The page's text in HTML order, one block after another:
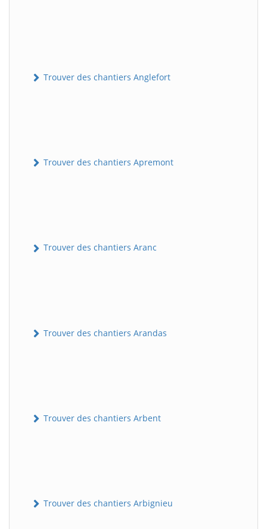
Trouver des chantiers Anglefort
Trouver des chantiers Apremont
Trouver des chantiers Aranc
Trouver des chantiers Arandas
Trouver des chantiers Arbent
Trouver des chantiers Arbignieu